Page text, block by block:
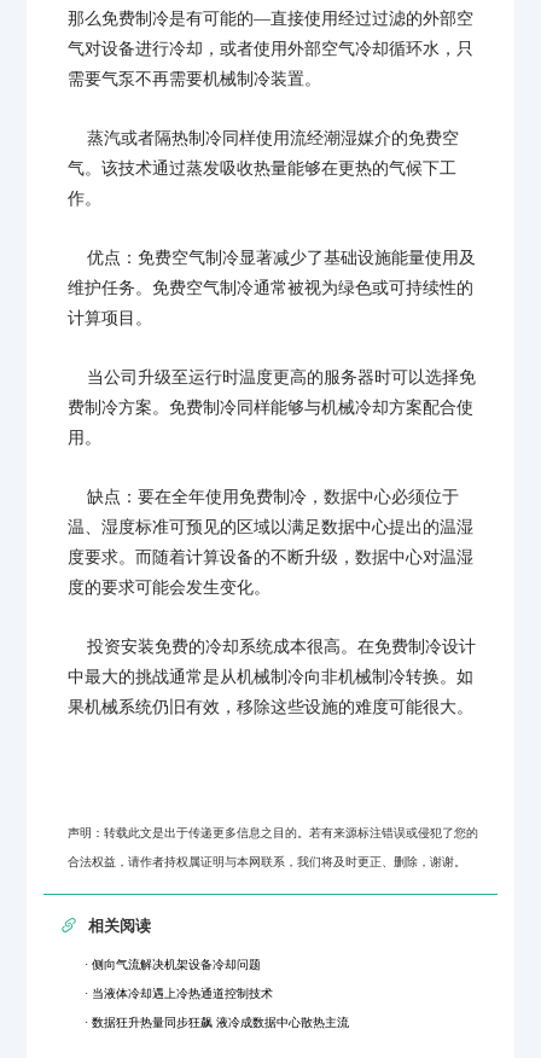
那么免费制冷是有可能的—直接使用经过过滤的外部空
气对设备进行冷却，或者使用外部空气冷却循环水，只
需要气泵不再需要机械制冷装置。
蒸汽或者隔热制冷同样使用流经潮湿媒介的免费空
气。该技术通过蒸发吸收热量能够在更热的气候下工
作。
优点：免费空气制冷显著减少了基础设施能量使用及
维护任务。免费空气制冷通常被视为绿色或可持续性的
计算项目。
当公司升级至运行时温度更高的服务器时可以选择免
费制冷方案。免费制冷同样能够与机械冷却方案配合使
用。
缺点：要在全年使用免费制冷，数据中心必须位于
温、湿度标准可预见的区域以满足数据中心提出的温湿
度要求。而随着计算设备的不断升级，数据中心对温湿
度的要求可能会发生变化。
投资安装免费的冷却系统成本很高。在免费制冷设计
中最大的挑战通常是从机械制冷向非机械制冷转换。如
果机械系统仍旧有效，移除这些设施的难度可能很大。
声明：转载此文是出于传递更多信息之目的。若有来源标注错误或侵犯了您的
合法权益，请作者持权属证明与本网联系，我们将及时更正、删除，谢谢。
相关阅读
· 侧向气流解决机架设备冷却问题
· 当液体冷却遇上冷热通道控制技术
· 数据狂升热量同步狂飙 液冷成数据中心散热主流